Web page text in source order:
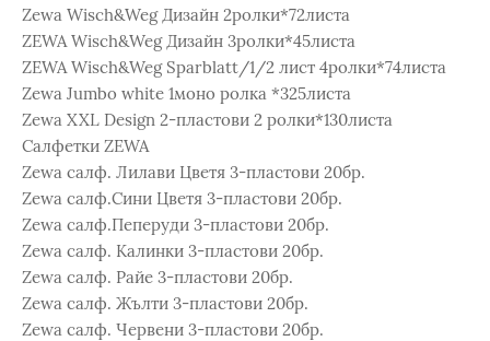
Zewa Wisch&Weg Дизайн 2pолки*72листа
ZEWA Wisch&Weg Дизайн 3ролки*45листа
ZEWA Wisch&Weg Sparblatt/1/2 лист 4pолки*74листа
Zewa Jumbo white 1моно ролка *325листа
Zewa XXL Design 2-пластови 2 pолки*130листа
Салфетки ZEWA
Zewa салф. Лилави Цветя 3-пластови 20бр.
Zewa салф.Сини Цветя 3-пластови 20бр.
Zewa салф.Пеперуди 3-пластови 20бр.
Zewa салф. Калинки 3-пластови 20бр.
Zewa салф. Райе 3-пластови 20бр.
Zewa салф. Жълти 3-пластови 20бр.
Zewa салф. Червени 3-пластови 20бр.